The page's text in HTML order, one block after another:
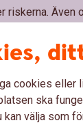
riskerna. Även
du sprider
för att
cookies eller
ska
välja som